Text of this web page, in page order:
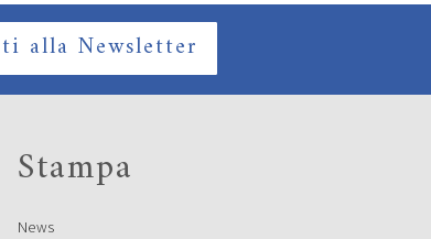
alla Newsletter
Stampa
News